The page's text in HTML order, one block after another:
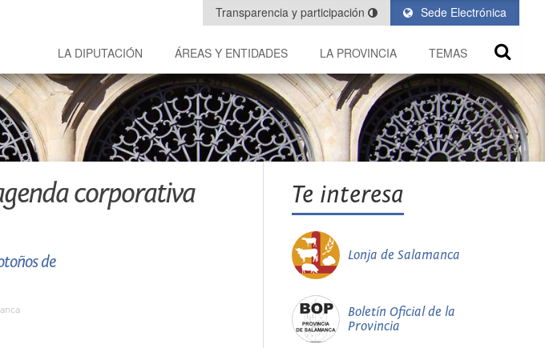
Sede Electrónica
Transparencia y participación
LA DIPUTACIÓN ÁREAS Y ENTIDADES LA PROVINCIA TEMAS
corporativa
de
Te interesa
Lonja de Salamanca
Boletín Oficial de la
Provincia